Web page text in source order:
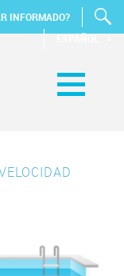
INFORMADO?